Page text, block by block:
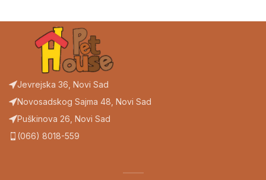
Jevrejska 36, Novi Sad
Novosadskog Sajma 48, Novi Sad
Puškinova 26, Novi Sad
(066) 8018-559